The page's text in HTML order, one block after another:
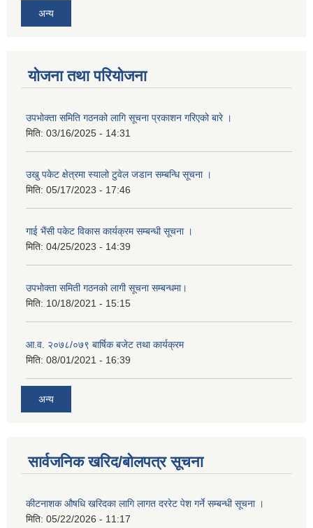
अन्य
योजना तथा परियोजना
उपभोक्ता समिति गठनको लागि सूचना प्रकाशन गरिएको बारे ।
मिति: 03/16/2025 - 14:31
उखु पकेट क्षेत्रमा स्यालो टुवेल जडान सम्बन्धि सूचना ।
मिति: 05/17/2023 - 17:46
गाई भैंसी पकेट विकास कार्यक्रम सम्बन्धी सूचना ।
मिति: 04/25/2023 - 14:39
उपभोक्ता समिती गठनको लागी सूचना सम्बन्धमा।
मिति: 10/18/2021 - 15:15
आ.व. २०७८/०७९ बार्षिक बजेट तथा कार्यक्रम
मिति: 08/01/2021 - 16:39
अन्य
सार्वजनिक खरिद/बोलपत्र सूचना
कीटनाशक औषधि खरिदका लागि लागत दररेट पेश गर्ने सम्बन्धी सूचना ।
मिति: 05/22/2026 - 11:17